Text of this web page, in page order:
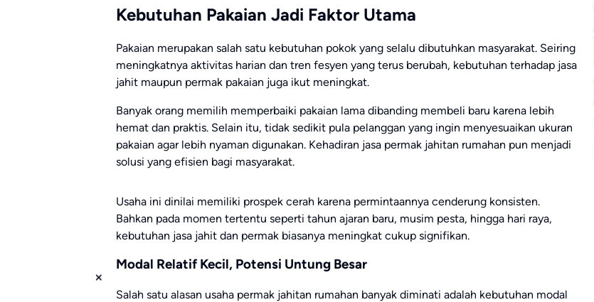
Kebutuhan Pakaian Jadi Faktor Utama
Pakaian merupakan salah satu kebutuhan pokok yang selalu dibutuhkan masyarakat. Seiring
meningkatnya aktivitas harian dan tren fesyen yang terus berubah, kebutuhan terhadap jasa
jahit maupun permak pakaian juga ikut meningkat.
Banyak orang memilih memperbaiki pakaian lama dibanding membeli baru karena lebih
hemat dan praktis. Selain itu, tidak sedikit pula pelanggan yang ingin menyesuaikan ukuran
pakaian agar lebih nyaman digunakan. Kehadiran jasa permak jahitan rumahan pun menjadi
solusi yang efisien bagi masyarakat.
Usaha ini dinilai memiliki prospek cerah karena permintaannya cenderung konsisten.
Bahkan pada momen tertentu seperti tahun ajaran baru, musim pesta, hingga hari raya,
kebutuhan jasa jahit dan permak biasanya meningkat cukup signifikan.
Modal Relatif Kecil, Potensi Untung Besar
Salah satu alasan usaha permak jahitan rumahan banyak diminati adalah kebutuhan modal